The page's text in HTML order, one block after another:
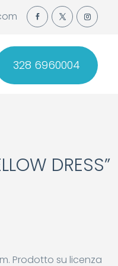
328 6960004
DRESS”
Prodotto su licenza